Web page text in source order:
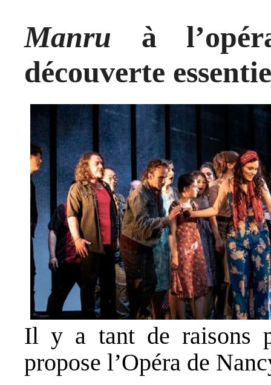
Manru à
découverte
Il y a tant de raisons
propose l’Opéra de